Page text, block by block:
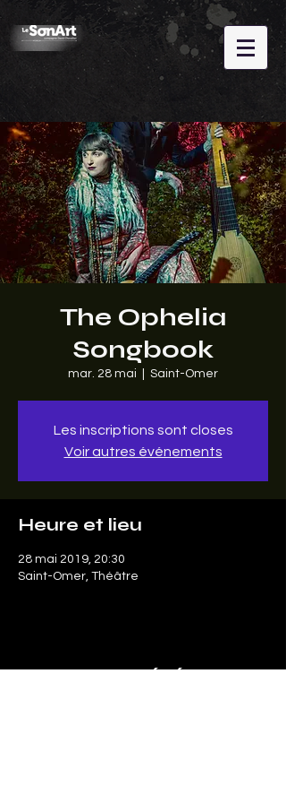
The Ophelia
Songbook
mar. 28 mai Saint-Omer
Les inscriptions sont closes
Voir autres événements
Heure et lieu
28 mai 2019, 20:30
Saint-Omer, Théâtre
Partager cet événement